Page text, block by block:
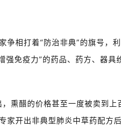
相打着“防治非典”的旗号，
免疫力”的药品、药方、器具
熏醋的价格甚至一度被卖到上
家开出非典型肺炎中草药配方